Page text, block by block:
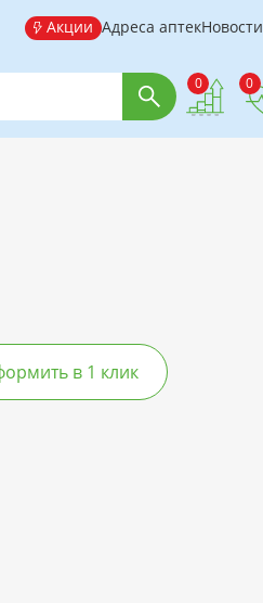
Акции Адреса аптекНовости
0 0
в 1 клик